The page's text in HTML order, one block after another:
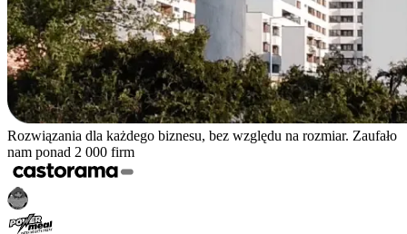
Rozwiązania dla każdego biznesu, bez względu na rozmiar. Zaufało
nam ponad 2 000 firm